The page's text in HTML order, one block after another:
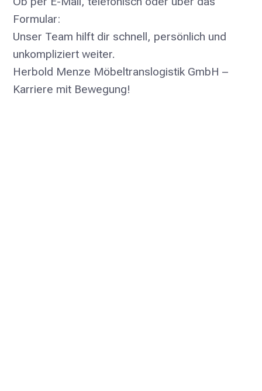
Formular:
Unser Team hilft dir schnell, persönlich und
unkompliziert weiter.
Herbold Menze Möbeltranslogistik GmbH –
Karriere mit Bewegung!